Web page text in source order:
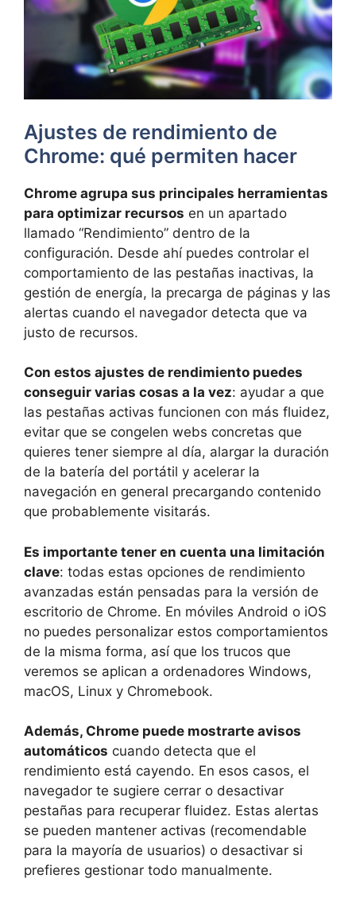
Ajustes de rendimiento de
Chrome: qué permiten hacer
Chrome agrupa sus principales herramientas
para optimizar recursos en un apartado
llamado “Rendimiento” dentro de la
configuración. Desde ahí puedes controlar el
comportamiento de las pestañas inactivas, la
gestión de energía, la precarga de páginas y las
alertas cuando el navegador detecta que va
justo de recursos.
Con estos ajustes de rendimiento puedes
conseguir varias cosas a la vez: ayudar a que
las pestañas activas funcionen con más fluidez,
evitar que se congelen webs concretas que
quieres tener siempre al día, alargar la duración
de la batería del portátil y acelerar la
navegación en general precargando contenido
que probablemente visitarás.
Es importante tener en cuenta una limitación
clave: todas estas opciones de rendimiento
avanzadas están pensadas para la versión de
escritorio de Chrome. En móviles Android o iOS
no puedes personalizar estos comportamientos
de la misma forma, así que los trucos que
veremos se aplican a ordenadores Windows,
macOS, Linux y Chromebook.
Además, Chrome puede mostrarte avisos
automáticos cuando detecta que el
rendimiento está cayendo. En esos casos, el
navegador te sugiere cerrar o desactivar
pestañas para recuperar fluidez. Estas alertas
se pueden mantener activas (recomendable
para la mayoría de usuarios) o desactivar si
prefieres gestionar todo manualmente.